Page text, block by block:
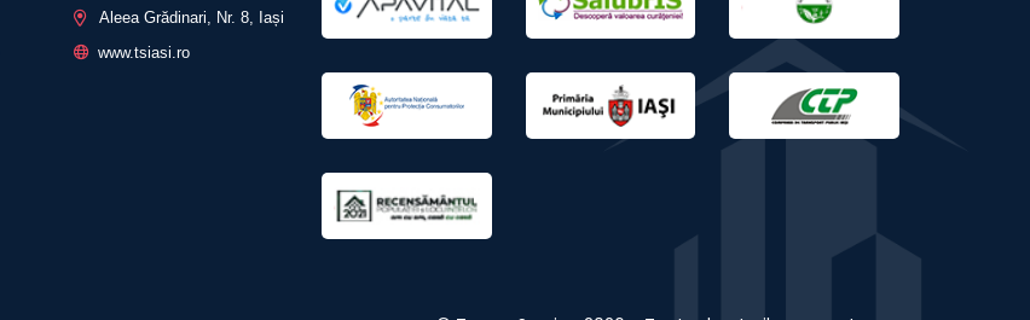
Aleea Grădinari, Nr. 8, Iași
www.tsiasi.ro